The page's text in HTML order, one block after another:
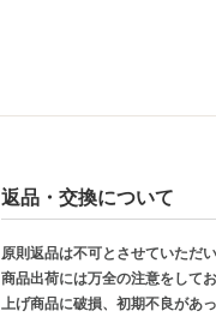
返品・交換について
原則返品は不可とさせていただい
商品出荷には万全の注意をして
上げ商品に破損、初期不良があ